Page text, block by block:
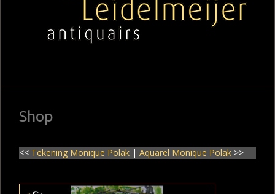
Shop
<< Tekening Monique Polak | Aquarel Monique Polak >>